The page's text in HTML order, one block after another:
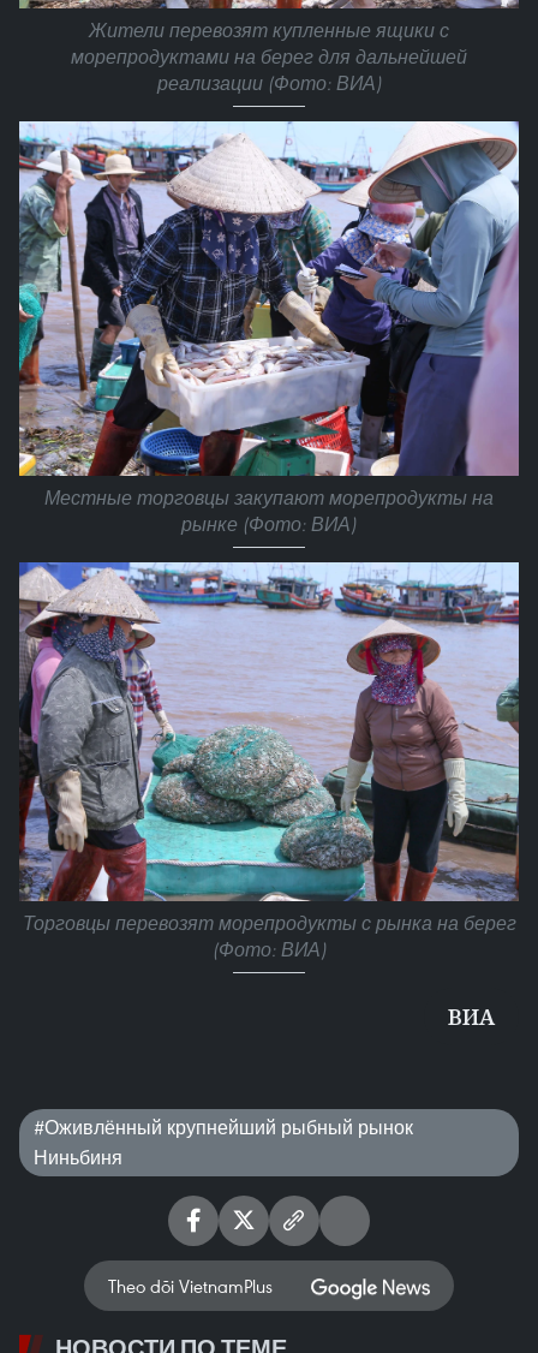
Жители перевозят купленные ящики с
морепродуктами на берег для дальнейшей
реализации (Фото: ВИА)
Местные торговцы закупают морепродукты на
рынке (Фото: ВИА)
Торговцы перевозят морепродукты с рынка на берег
(Фото: ВИА)
ВИA
#Оживлённый крупнейший рыбный рынок
Ниньбиня
Theo dõi VietnamPlus